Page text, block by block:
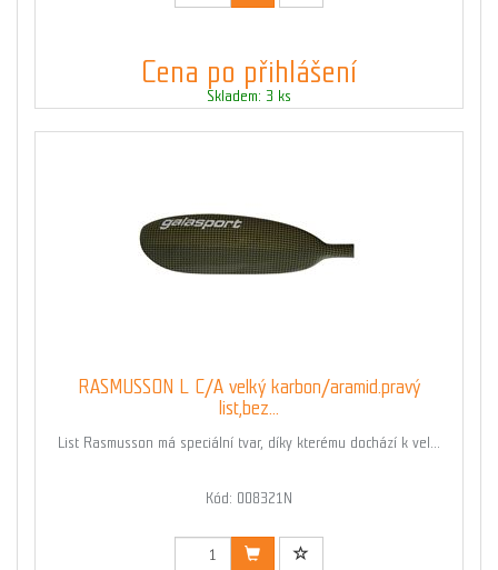
Cena po přihlášení
Skladem: 3 ks
RASMUSSON L C/A velký karbon/aramid.pravý
list,bez...
List Rasmusson má speciální tvar, díky kterému dochází k vel...
Kód: 008321N